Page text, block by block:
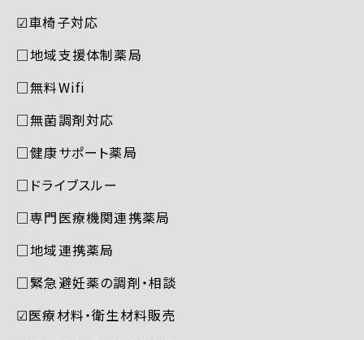
☑︎車椅子対応
□地域支援体制薬局
□無料Wifi
□無菌調剤対応
□健康サポート薬局
□ドライブスルー
□専門医療機関連携薬局
□地域連携薬局
□緊急避妊薬の調剤・相談
☑︎医療材料・衛生材料販売